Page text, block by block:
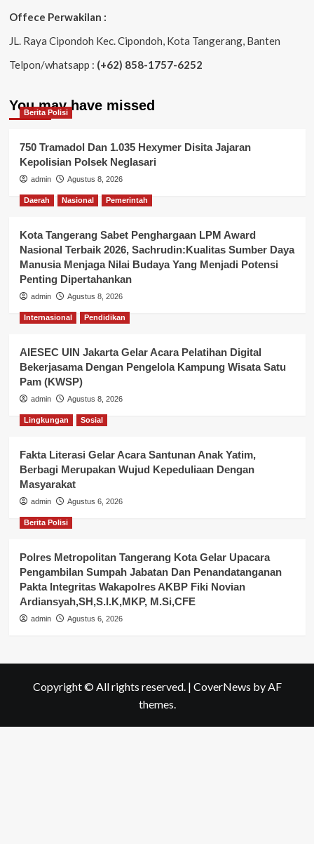
Offece Perwakilan :
JL. Raya Cipondoh Kec. Cipondoh, Kota Tangerang, Banten
Telpon/whatsapp : (+62) 858-1757-6252
You may have missed
Berita Polisi
750 Tramadol Dan 1.035 Hexymer Disita Jajaran
Kepolisian Polsek Neglasari
admin Agustus 8, 2026
Daerah Nasional Pemerintah
Kota Tangerang Sabet Penghargaan LPM Award
Nasional Terbaik 2026, Sachrudin:Kualitas Sumber Daya
Manusia Menjaga Nilai Budaya Yang Menjadi Potensi
Penting Dipertahankan
admin Agustus 8, 2026
Internasional Pendidikan
AIESEC UIN Jakarta Gelar Acara Pelatihan Digital
Bekerjasama Dengan Pengelola Kampung Wisata Satu
Pam (KWSP)
admin Agustus 8, 2026
Lingkungan Sosial
Fakta Literasi Gelar Acara Santunan Anak Yatim,
Berbagi Merupakan Wujud Kepeduliaan Dengan
Masyarakat
admin Agustus 6, 2026
Berita Polisi
Polres Metropolitan Tangerang Kota Gelar Upacara
Pengambilan Sumpah Jabatan Dan Penandatanganan
Pakta Integritas Wakapolres AKBP Fiki Novian
Ardiansyah,SH,S.I.K,MKP, M.Si,CFE
admin Agustus 6, 2026
Copyright © All rights reserved. | CoverNews by AF
themes.